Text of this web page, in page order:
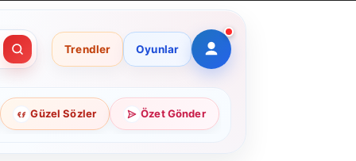
Trendler Oyunlar
Güzel Sözler Özet Gönder